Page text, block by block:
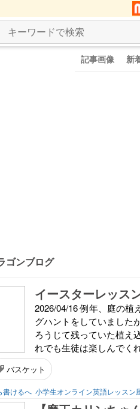
記事画像 新
ゴンブログ
イースターレッス
2026/04/16 例年、庭の植
グハントをしていました
ろうじて残っていた植え
れでも生徒は楽しんでく
バスケット
書けるへ 小学生オンライン英語レッスン